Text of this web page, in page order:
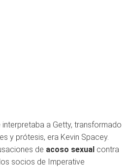
a Getty, transformado
y prótesis, era Kevin Spacey.
de acoso sexual contra
socios de Imperative